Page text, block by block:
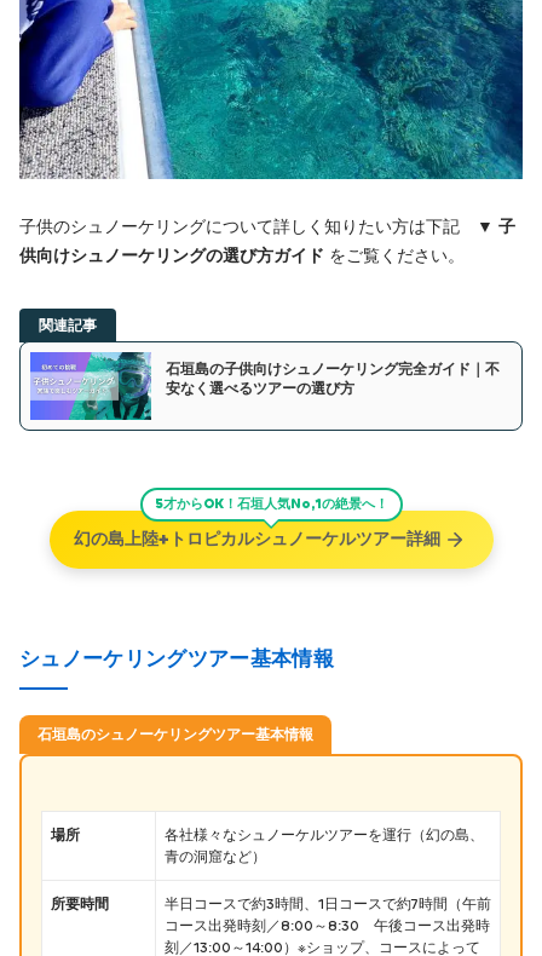
子供のシュノーケリングについて詳しく知りたい方は下記 ▼ 子
供向けシュノーケリングの選び方ガイド をご覧ください。
関連記事
石垣島の子供向けシュノーケリング完全ガイド｜不
安なく選べるツアーの選び方
5才からOK！石垣人気No,1の絶景へ！
幻の島上陸+トロピカルシュノーケルツアー詳細
シュノーケリングツアー基本情報
石垣島のシュノーケリングツアー基本情報
場所
各社様々なシュノーケルツアーを運行（幻の島、
青の洞窟など）
所要時間
半日コースで約3時間、1日コースで約7時間（午前
コース出発時刻／8:00～8:30 午後コース出発時
刻／13:00～14:00）※ショップ、コースによって